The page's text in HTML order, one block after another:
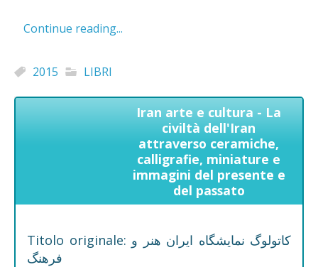
Continue reading...
2015 LIBRI
Iran arte e cultura - La
civiltà dell'Iran
attraverso ceramiche,
calligrafie, miniature e
immagini del presente e
del passato
Titolo originale: کاتولوگ نمایشگاه ایران هنر و
فرهنگ